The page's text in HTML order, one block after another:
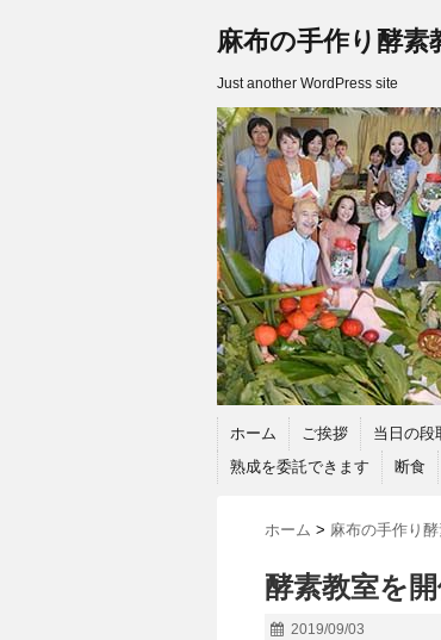
麻布の手作り酵素
Just another WordPress site
ホーム ご挨拶 当日の段
熟成を委託できます
断食
ホーム > 麻布の手作り
酵素教室を
2019/09/03